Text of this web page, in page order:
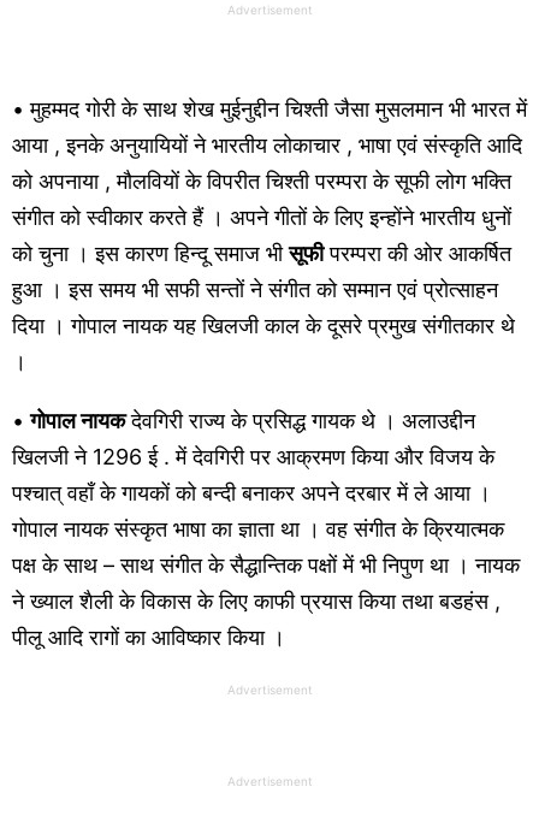
Advertisement
• मुहम्मद गोरी के साथ शेख मुईनुद्दीन चिश्ती जैसा मुसलमान भी भारत में
आया , इनके अनुयायियों ने भारतीय लोकाचार , भाषा एवं संस्कृति आदि
को अपनाया , मौलवियों के विपरीत चिश्ती परम्परा के सूफी लोग भक्ति
संगीत को स्वीकार करते हैं । अपने गीतों के लिए इन्होंने भारतीय धुनों
को चुना । इस कारण हिन्दू समाज भीसूफीपरम्परा की ओर आकर्षित
हुआ । इस समय भी सफी सन्तों ने संगीत को सम्मान एवं प्रोत्साहन
दिया । गोपाल नायक यह खिलजी काल के दूसरे प्रमुख संगीतकार थे
।
•गोपाल नायकदेवगिरी राज्य के प्रसिद्ध गायक थे । अलाउद्दीन
खिलजी ने 1296 ई . में देवगिरी पर आक्रमण किया और विजय के
पश्चात् वहाँ के गायकों को बन्दी बनाकर अपने दरबार में ले आया ।
गोपाल नायक संस्कृत भाषा का ज्ञाता था । वह संगीत के क्रियात्मक
पक्ष के साथ – साथ संगीत के सैद्धान्तिक पक्षों में भी निपुण था । नायक
ने ख्याल शैली के विकास के लिए काफी प्रयास किया तथा बडहंस ,
पीलू आदि रागों का आविष्कार किया ।
Advertisement
Advertisement